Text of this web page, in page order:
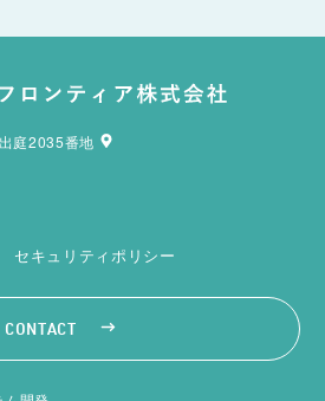
庭2035番地
セキュリティポリシー
CONTACT